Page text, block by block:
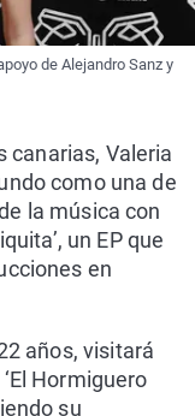
de Alejandro Sanz y
canarias, Valeria
como una de
la música con
un EP que
en
años, visitará
Hormiguero
su